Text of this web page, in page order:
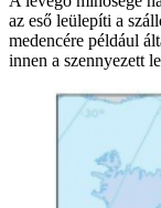
az eső leülepíti a
medencére például
innen a szennyezett